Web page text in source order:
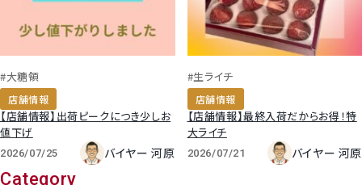
#大糖領
店舗情報
【店舗情報】出荷ピークにつき少しお
値下げ
2026/07/25 バイヤー 河原
#生ライチ
店舗情報
【店舗情報】最終入荷だからお得！特
大ライチ
2026/07/21 バイヤー 河原
Category